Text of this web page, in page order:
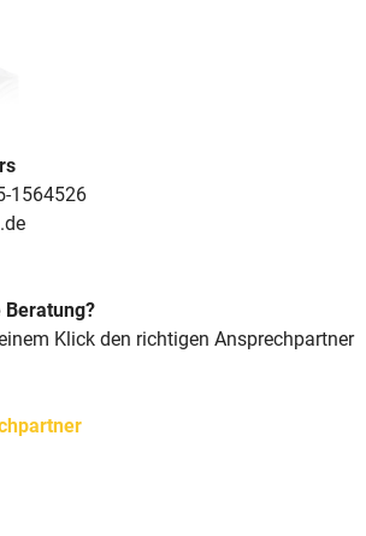
1564526
Beratung?
Klick den richtigen Ansprechpartner